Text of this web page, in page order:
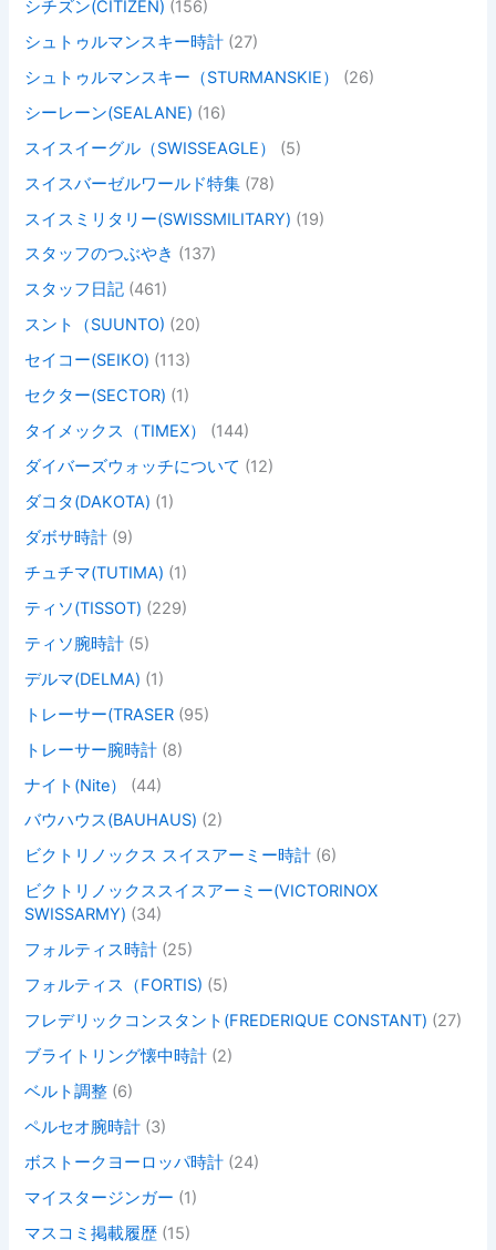
シチズン(CITIZEN) (156)
シュトゥルマンスキー時計 (27)
シュトゥルマンスキー（STURMANSKIE）
(26)
シーレーン(SEALANE) (16)
スイスイーグル（SWISSEAGLE）
(5)
スイスバーゼルワールド特集 (78)
スイスミリタリー(SWISSMILITARY) (19)
スタッフのつぶやき (137)
スタッフ日記 (461)
スント（SUUNTO) (20)
セイコー(SEIKO) (113)
セクター(SECTOR) (1)
タイメックス（TIMEX）
(144)
ダイバーズウォッチについて (12)
ダコタ(DAKOTA) (1)
ダボサ時計 (9)
チュチマ(TUTIMA) (1)
ティソ(TISSOT) (229)
ティソ腕時計 (5)
デルマ(DELMA) (1)
トレーサー(TRASER (95)
トレーサー腕時計 (8)
ナイト(Nite）
(44)
バウハウス(BAUHAUS) (2)
ビクトリノックス スイスアーミー時計 (6)
ビクトリノックススイスアーミー(VICTORINOX
SWISSARMY) (34)
フォルティス時計 (25)
フォルティス（FORTIS) (5)
フレデリックコンスタント(FREDERIQUE CONSTANT) (27)
ブライトリング懐中時計 (2)
ベルト調整 (6)
ペルセオ腕時計 (3)
ボストークヨーロッパ時計 (24)
マイスタージンガー (1)
マスコミ掲載履歴 (15)